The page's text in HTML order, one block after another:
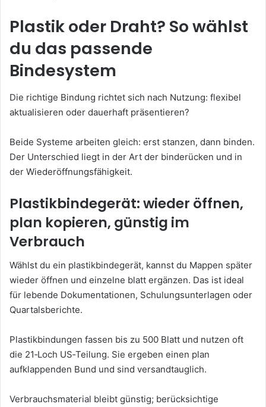
Plastik oder Draht? So wählst
du das passende
Bindesystem
Die richtige Bindung richtet sich nach Nutzung: flexibel
aktualisieren oder dauerhaft präsentieren?
Beide Systeme arbeiten gleich: erst stanzen, dann binden.
Der Unterschied liegt in der Art der binderücken und in
der Wiederöffnungsfähigkeit.
Plastikbindegerät: wieder öffnen,
plan kopieren, günstig im
Verbrauch
Wählst du ein plastikbindegerät, kannst du Mappen später
wieder öffnen und einzelne blatt ergänzen. Das ist ideal
für lebende Dokumentationen, Schulungsunterlagen oder
Quartalsberichte.
Plastikbindungen fassen bis zu 500 Blatt und nutzen oft
die 21‑Loch US‑Teilung. Sie ergeben einen plan
aufklappenden Bund und sind versandtauglich.
Verbrauchsmaterial bleibt günstig; berücksichtige